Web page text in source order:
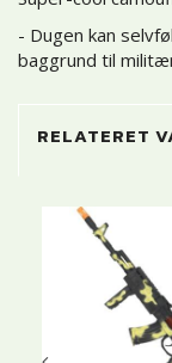
- Dugen kan
baggrund til
RELATERET